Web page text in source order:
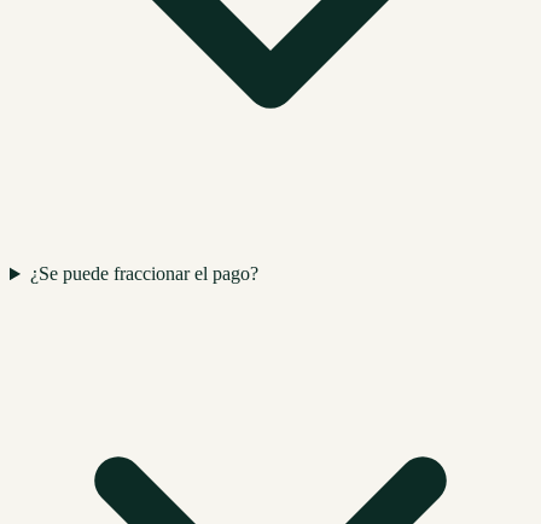
¿Se puede fraccionar el pago?